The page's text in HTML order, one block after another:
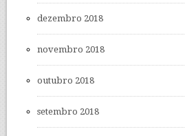
dezembro 2018
novembro 2018
outubro 2018
setembro 2018